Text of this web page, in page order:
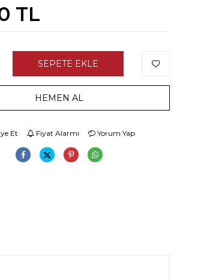
TL
SEPETE EKLE
HEMEN AL
Et Fiyat Alarmı Yorum Yap